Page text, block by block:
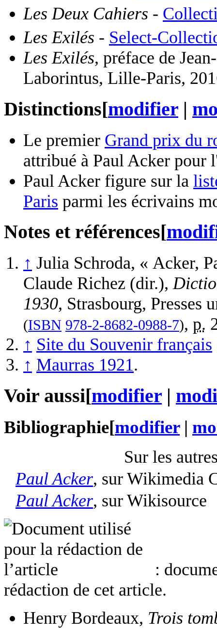
Les Deux Cahiers -
Les Exilés - Select-
Les Exilés, préface de
Laborintus, Lille-Paris,
Distinctions[modifier |
Le premier Grand prix du
attribué à Paul Acker pour
Paul Acker figure sur la
Paris parmi les écrivains
Notes et références [
↑ Julia Schroda, « Acker,
Claude Richez (dir.),
1930, Strasbourg, Presses
(ISBN 978-2-8682-0988-7), p.
↑ Site du Souvenir français
↑ Maurras 1921.
Voir aussi[modifier |
Bibliographie[modifier|
Sur les
Paul Acker, sur Wikimedia
Paul Acker, sur Wikisource
:
rédaction de cet article.
Henry Bordeaux, Trois